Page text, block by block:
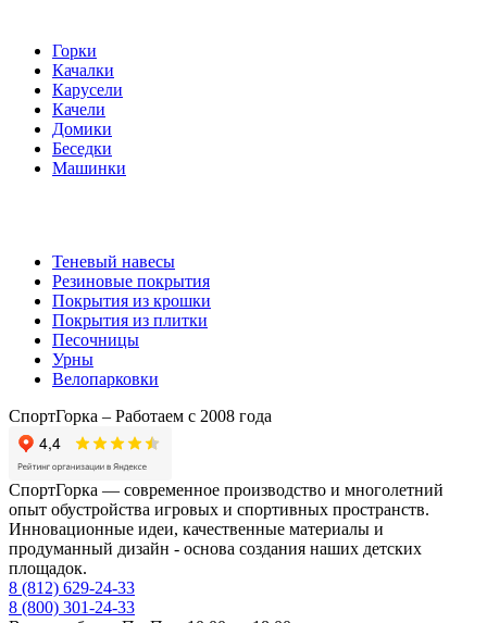
Горки
Качалки
Карусели
Качели
Домики
Беседки
Машинки
Теневый навесы
Резиновые покрытия
Покрытия из крошки
Покрытия из плитки
Песочницы
Урны
Велопарковки
СпортГорка – Работаем с 2008 года
СпортГорка — современное производство и многолетний
опыт обустройства игровых и спортивных пространств.
Инновационные идеи, качественные материалы и
продуманный дизайн - основа создания наших детских
площадок.
8 (812) 629-24-33
8 (800) 301-24-33